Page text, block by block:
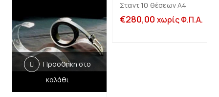
Προσθήκη στο
καλάθι
Σταντ 10 θέσεων Α4
€280,00 χωρίς Φ.Π.Α.